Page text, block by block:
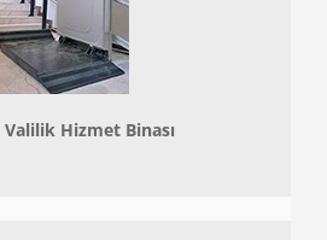
Hizmet Binası